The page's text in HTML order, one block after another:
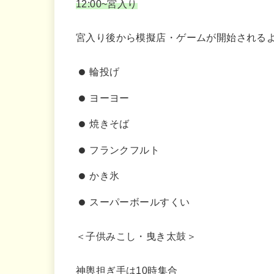
12:00~宮入り
宮入り後から模擬店・ゲームが開始される
輪投げ
ヨーヨー
焼きそば
フランクフルト
かき氷
スーパーボールすくい
＜子供みこし・曳き太鼓＞
神輿担ぎ手は10時集合